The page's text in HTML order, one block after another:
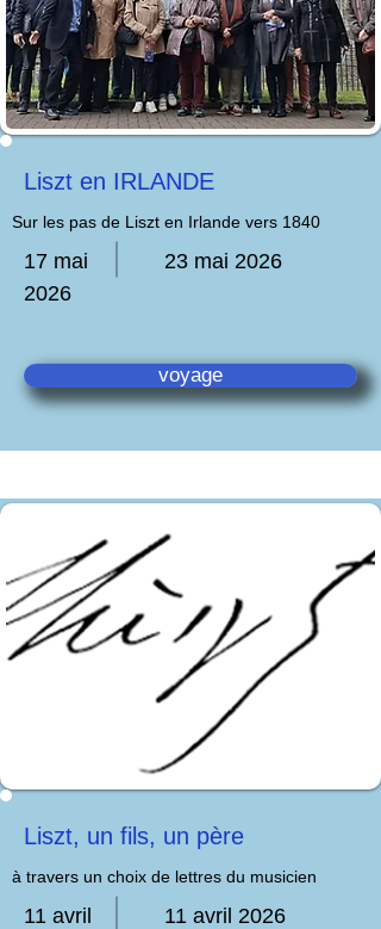
Liszt en IRLANDE
Sur les pas de Liszt en Irlande vers 1840
17 mai
2026
23 mai 2026
voyage
Liszt, un fils, un père
à travers un choix de lettres du musicien
11 avril
11 avril 2026